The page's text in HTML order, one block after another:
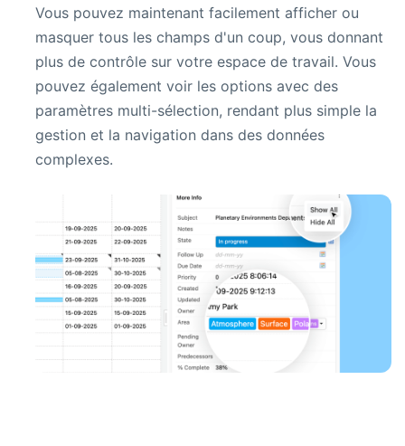
Vous pouvez maintenant facilement afficher ou
masquer tous les champs d'un coup, vous donnant
plus de contrôle sur votre espace de travail. Vous
pouvez également voir les options avec des
paramètres multi-sélection, rendant plus simple la
gestion et la navigation dans des données
complexes.